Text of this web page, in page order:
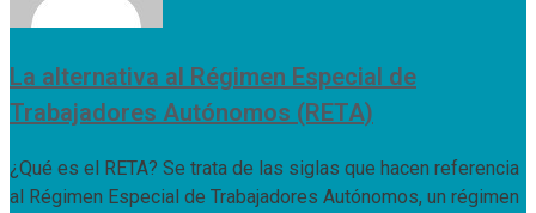
La alternativa al Régimen Especial de
Trabajadores Autónomos (RETA)
¿Qué es el RETA? Se trata de las siglas que hacen referencia
al Régimen Especial de Trabajadores Autónomos, un régimen